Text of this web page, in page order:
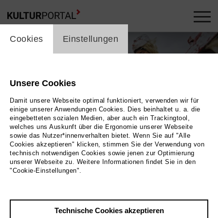
cookie_layer
Cookies Einstellungen
Unsere Cookies
Damit unsere Webseite optimal funktioniert, verwenden wir für
einige unserer Anwendungen Cookies. Dies beinhaltet u. a. die
eingebetteten sozialen Medien, aber auch ein Trackingtool,
welches uns Auskunft über die Ergonomie unserer Webseite
sowie das Nutzer*innenverhalten bietet. Wenn Sie auf "Alle
Cookies akzeptieren" klicken, stimmen Sie der Verwendung von
technisch notwendigen Cookies sowie jenen zur Optimierung
unserer Webseite zu. Weitere Informationen findet Sie in den
"Cookie-Einstellungen".
Technische Cookies akzeptieren